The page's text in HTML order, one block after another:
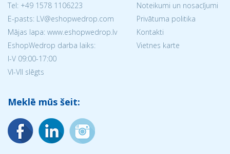
Tel: +49 1578 1106223
E-pasts: LV@eshopwedrop.com
Mājas lapa: www.eshopwedrop.lv
EshopWedrop darba laiks:
I-V 09:00-17:00
VI-VII slēgts
Noteikumi un nosacījumi
Privātuma politika
Kontakti
Vietnes karte
Meklē mūs šeit: